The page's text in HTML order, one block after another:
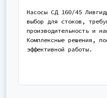
Насосы СД 160/45
выбор для стоков,
производительность и
Комплексные решения,
эффективной работы.